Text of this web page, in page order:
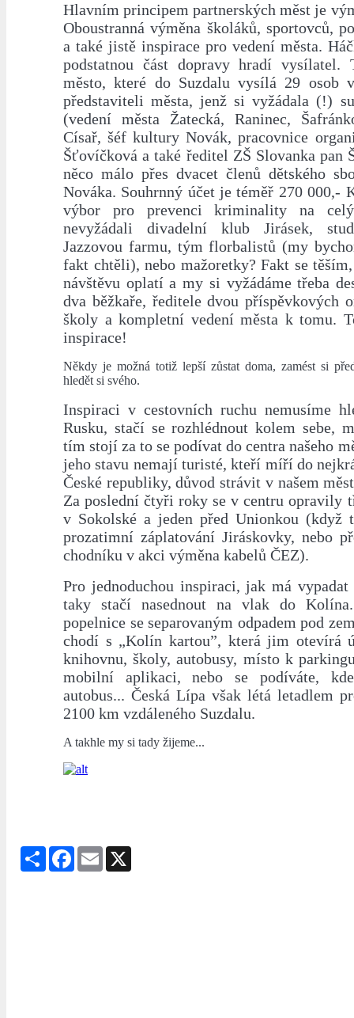
Hlavním principem partnerských měst je
Oboustranná výměna školáků, sportovců,
a také jistě inspirace pro vedení města.
podstatnou část dopravy hradí vysílatel.
město, které do Suzdalu vysílá 29 osob
představiteli města, jenž si vyžádala (!)
(vedení města Žatecká, Raninec,
Císař, šéf kultury Novák, pracovnice
Šťovíčková a také ředitel ZŠ Slovanka pan
něco málo přes dvacet členů dětského
Nováka. Souhrnný účet je téměř 270 000,-
výbor pro prevenci kriminality na
nevyžádali divadelní klub Jirásek,
Jazzovou farmu, tým florbalistů (my
fakt chtěli), nebo mažoretky? Fakt se
návštěvu oplatí a my si vyžádáme třeba
dva běžkaře, ředitele dvou příspěvkových
školy a kompletní vedení města k tomu.
inspirace!
Někdy je možná totiž lepší zůstat doma, zamést si
hledět si svého.
Inspiraci v cestovních ruchu nemusíme
Rusku, stačí se rozhlédnout kolem sebe,
tím stojí za to se podívat do centra našeho
jeho stavu nemají turisté, kteří míří do
České republiky, důvod strávit v našem
Za poslední čtyři roky se v centru opravily
v Sokolské a jeden před Unionkou (když
prozatimní záplatování Jiráskovky, nebo
chodníku v akci výměna kabelů ČEZ).
Pro jednoduchou inspiraci, jak má vypadat
taky stačí nasednout na vlak do
popelnice se separovaným odpadem pod
chodí s „Kolín kartou”, která jim otevírá
knihovnu, školy, autobusy, místo k
mobilní aplikaci, nebo se podíváte,
autobus... Česká Lípa však létá letadlem
2100 km vzdáleného Suzdalu.
A takhle my si tady žijeme...
Share Facebook
Email